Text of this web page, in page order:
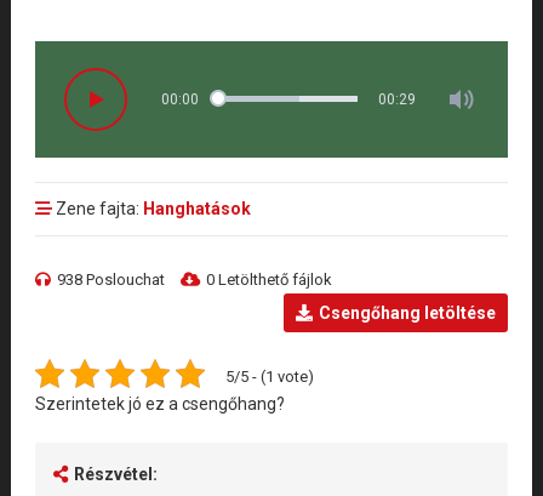
00:00 00:29
Zene fajta: Hanghatások
938 Poslouchat 0 Letölthető fájlok
Csengőhang letöltése
5/5 - (1 vote)
Szerintetek jó ez a csengőhang?
Részvétel: